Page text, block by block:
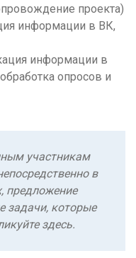
проекта)
информации в ВК,
информации в
опросов и
участникам
в
предложение
задачи, которые
здесь.